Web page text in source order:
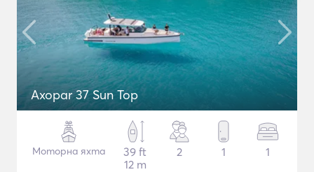
Axopar 37 Sun Top
Моторна яхта
39 ft
12 m
2 1 1